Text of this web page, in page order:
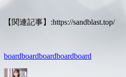
【関連記事】:https://sandblast.top/
boardboardboardboardboard